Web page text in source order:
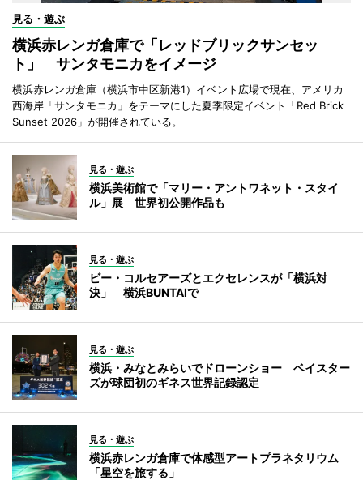
見る・遊ぶ
横浜赤レンガ倉庫で「レッドブリックサンセッ
ト」 サンタモニカをイメージ
横浜赤レンガ倉庫（横浜市中区新港1）イベント広場で現在、アメリカ
西海岸「サンタモニカ」をテーマにした夏季限定イベント「Red Brick
Sunset 2026」が開催されている。
見る・遊ぶ
横浜美術館で「マリー・アントワネット・スタイ
ル」展 世界初公開作品も
見る・遊ぶ
ビー・コルセアーズとエクセレンスが「横浜対
決」 横浜BUNTAIで
見る・遊ぶ
横浜・みなとみらいでドローンショー ベイスター
ズが球団初のギネス世界記録認定
見る・遊ぶ
横浜赤レンガ倉庫で体感型アートプラネタリウム
「星空を旅する」